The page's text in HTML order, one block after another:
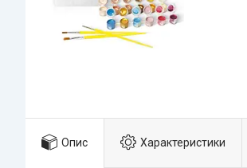
Опис Характеристики